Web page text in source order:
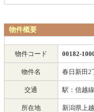
物件概要
物件コード 00182-
物件名 春日新田2
交通 駅：信越
所在地 新潟県上